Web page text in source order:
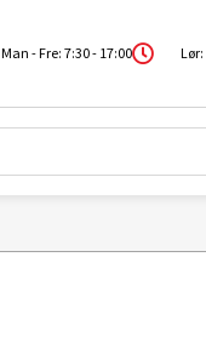
Man - Fre: 7:30 - 17:00 Lør: